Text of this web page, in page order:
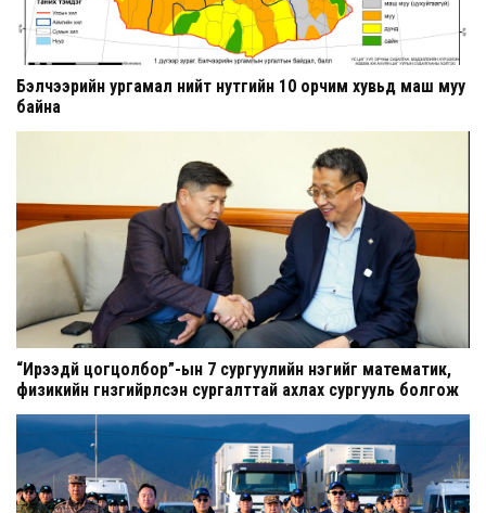
Бэлчээрийн ургамал нийт нутгийн 10 орчим хувьд маш муу
байна
“Ирээдүй цогцолбор”-ын 7 сургуулийн нэгийг математик,
физикийн гүнзгийрүүлсэн сургалттай ахлах сургууль болгож
шинэчилнэ